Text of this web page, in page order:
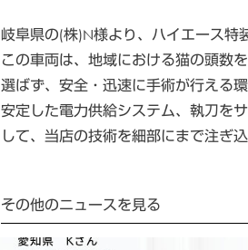
岐阜県の(株)N様より、ハイエース特
この車両は、地域における猫の頭数
選ばず、安全・迅速に手術が行える
安定した電力供給システム、執刀を
して、当店の技術を細部にまで注ぎ
その他のニュースを見る